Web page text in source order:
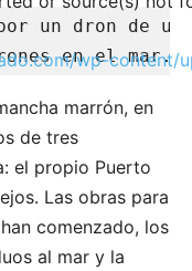
wp-content/
un dron de un
en el mar.
marrón, en
de tres
el propio Puerto
Las obras para
comenzado, los
al mar y la